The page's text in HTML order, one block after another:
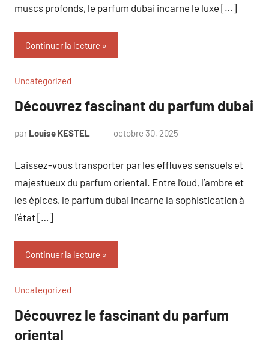
muscs profonds, le parfum dubai incarne le luxe […]
Continuer la lecture
Uncategorized
Découvrez fascinant du parfum dubai
par Louise KESTEL octobre 30, 2025
Laissez-vous transporter par les effluves sensuels et
majestueux du parfum oriental. Entre l’oud, l’ambre et
les épices, le parfum dubai incarne la sophistication à
l’état […]
Continuer la lecture
Uncategorized
Découvrez le fascinant du parfum
oriental